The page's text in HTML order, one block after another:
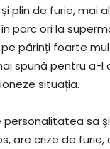
plin de furie, mai
parc ori la
părinți foarte
spună pentru a-l
situația.
personalitatea sa
are crize de